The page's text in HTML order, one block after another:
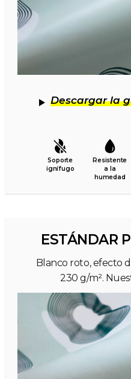
Descargar la
Soporte
ignífugo
Resistente
a la
humedad
ESTÁNDAR
Blanco roto, efecto
230 g/m².